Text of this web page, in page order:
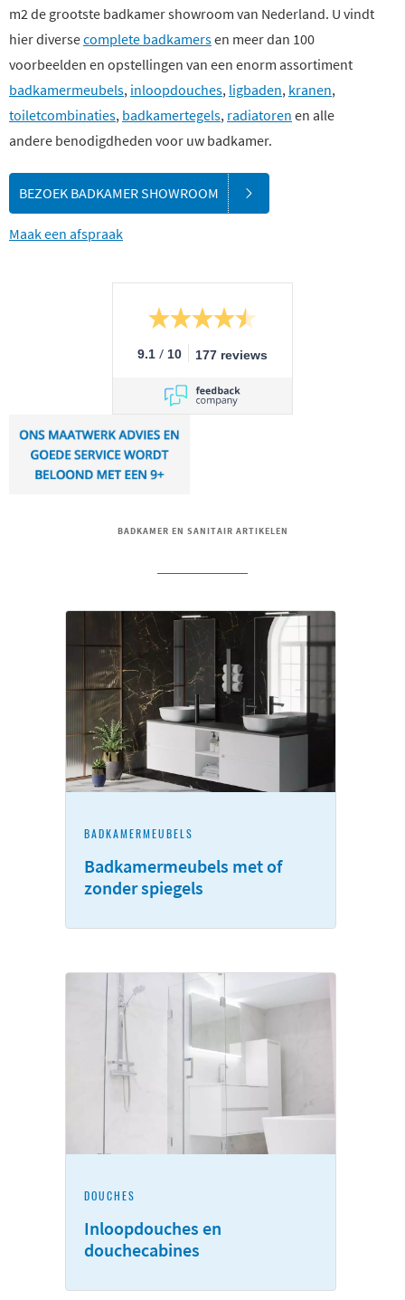
m2 de grootste badkamer showroom van Nederland. U vindt
hier diversecomplete badkamersen meer dan 100
voorbeelden en opstellingen van een enorm assortiment
badkamermeubels, inloopdouches, ligbaden, kranen,
toiletcombinaties, badkamertegels, radiatoren en alle
andere benodigdheden voor uw badkamer.
BEZOEK BADKAMER SHOWROOM
Maak een afspraak
9.1 / 10 177 reviews
BADKAMER EN SANITAIR ARTIKELEN
BADKAMERMEUBELS
Badkamermeubels met of
zonder spiegels
DOUCHES
Inloopdouches en
douchecabines